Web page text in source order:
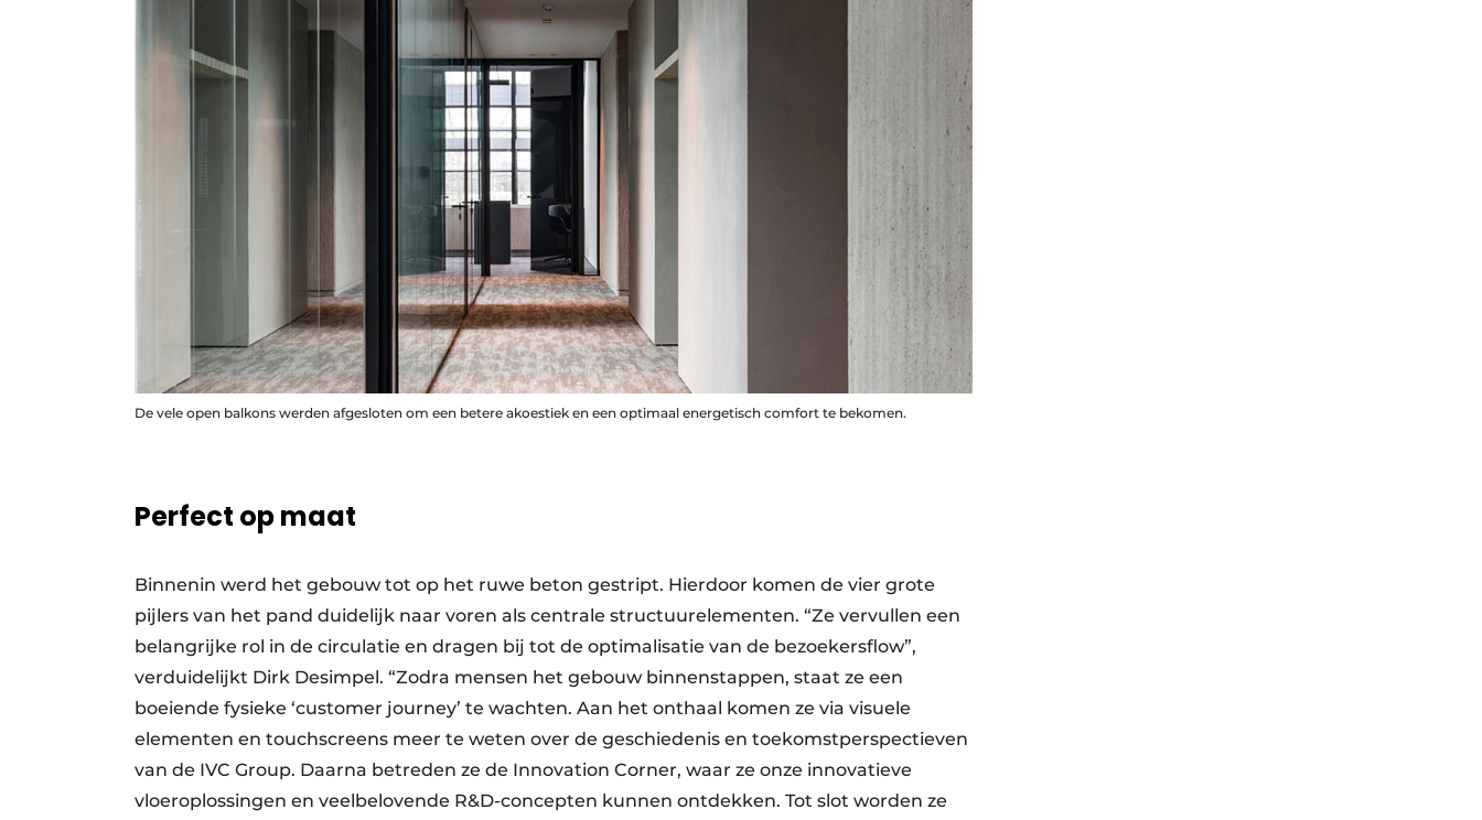
De vele open balkons werden afgesloten om een betere akoestiek en een optimaal energetisch comfort te bekomen.
Perfect op maat
Binnenin werd het gebouw tot op het ruwe beton gestript. Hierdoor komen de vier grote
pijlers van het pand duidelijk naar voren als centrale structuurelementen. “Ze vervullen een
belangrijke rol in de circulatie en dragen bij tot de optimalisatie van de bezoekersflow”,
verduidelijkt Dirk Desimpel. “Zodra mensen het gebouw binnenstappen, staat ze een
boeiende fysieke ‘customer journey’ te wachten. Aan het onthaal komen ze via visuele
elementen en touch­screens meer te weten over de geschiedenis en toekomstperspectieven
van de IVC Group. Daarna betreden ze de Innovation Corner, waar ze onze innovatieve
vloeroplossingen en veelbelovende R&D-concepten kunnen ontdekken. Tot slot worden ze